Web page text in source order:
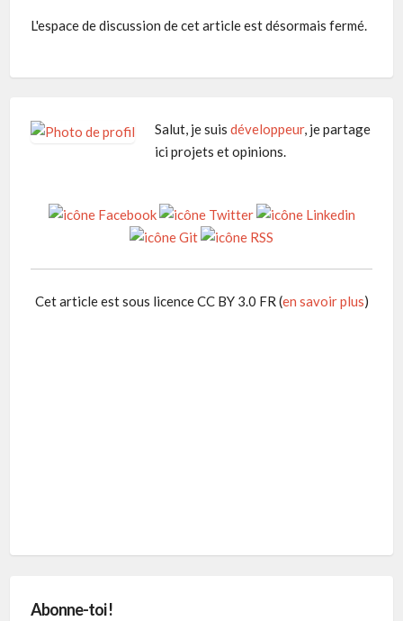
L'espace de discussion de cet article est désormais fermé.
Salut, je suisdéveloppeur, je partage
ici projets et opinions.
Cet article est sous licence CC BY 3.0 FR (en savoir plus)
Abonne-toi !